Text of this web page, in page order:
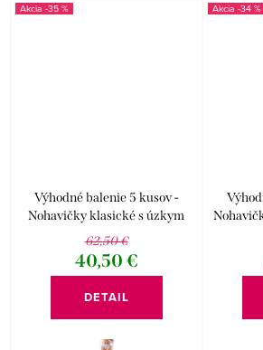
-35 %
Výhodné balenie 5 kusov -
Nohavičky klasické s úzkym
bokom Disco 17 10273P
62,50 €
40,50 €
DETAIL
-34 %